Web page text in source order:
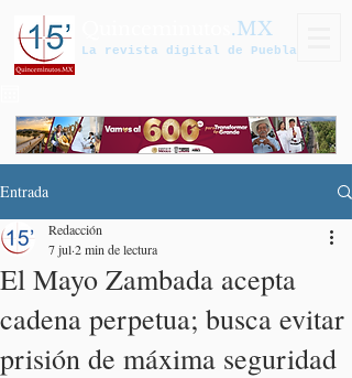
.MX
La revista digital de Puebla
Entrada
El Mayo Zambada acepta
cadena perpetua; busca evitar
prisión de máxima seguridad
Redacción
7 jul2 min de lectura